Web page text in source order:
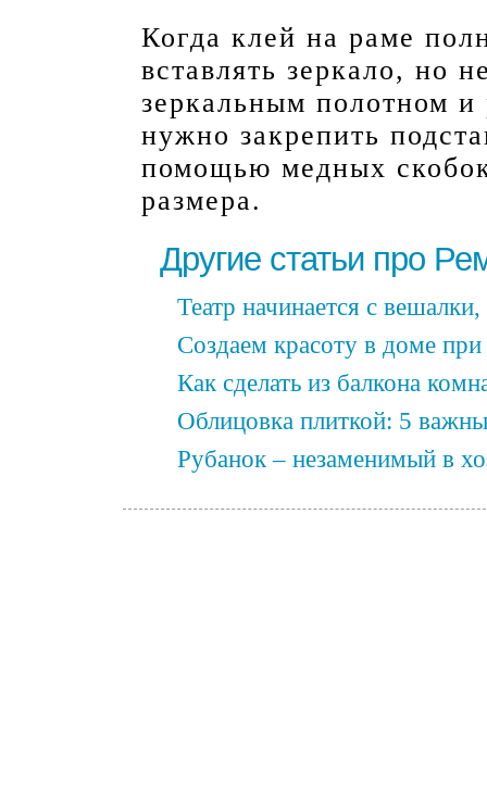
Когда клей на раме
вставлять зеркало, но
зеркальным полотном
нужно закрепить
помощью медных
размера.
Другие статьи про
Театр начинается с
Создаем красоту в доме
Как сделать из балкона
Облицовка плиткой: 5
Рубанок – незаменимый в